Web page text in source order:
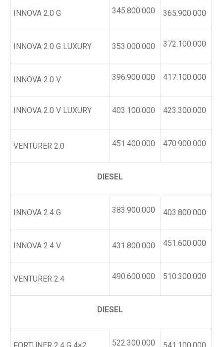
INNOVA 2.0 G 345.800.000 365.900.000
INNOVA 2.0 G LUXURY 353.000.000 372.100.000
INNOVA 2.0 V 396.900.000 417.100.000
INNOVA 2.0 V LUXURY 403.100.000 423.300.000
VENTURER 2.0 451.400.000 470.900.000
DIESEL
INNOVA 2.4 G 383.900.000 403.800.000
INNOVA 2.4 V 431.800.000 451.600.000
VENTURER 2.4 490.600.000 510.300.000
DIESEL
522.300.000